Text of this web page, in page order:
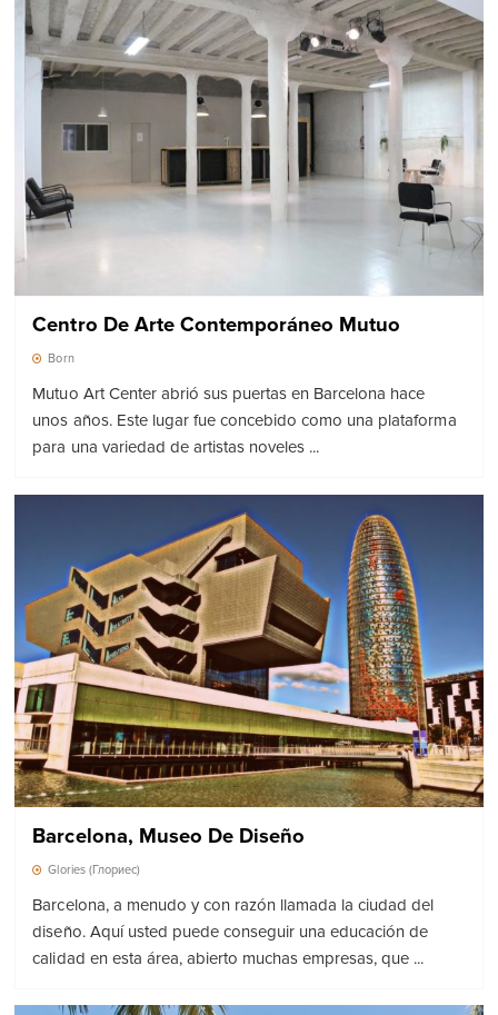
Centro De Arte Contemporáneo Mutuo
Born
Mutuo Art Center abrió sus puertas en Barcelona hace
unos años. Este lugar fue concebido como una plataforma
para una variedad de artistas noveles ...
Barcelona, ​​Museo De Diseño
Glories (Глориес)
Barcelona, ​​a menudo y con razón llamada la ciudad del
diseño. Aquí usted puede conseguir una educación de
calidad en esta área, abierto muchas empresas, que ...